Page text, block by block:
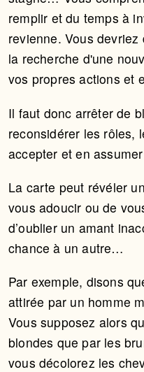
remplir et du temps à
revienne. Vous
la recherche d'une
vos propres actions et
Il faut donc arrêter de
reconsidérer les rôles,
accepter et en
La carte peut révéler
vous adoucir ou de
d’oublier un amant
chance à un autre…
Par exemple, disons
attirée par un homme
Vous supposez alors
blondes que par les
vous décolorez les